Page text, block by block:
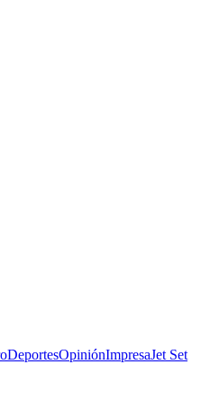
DeportesOpiniónImpresaJet Set